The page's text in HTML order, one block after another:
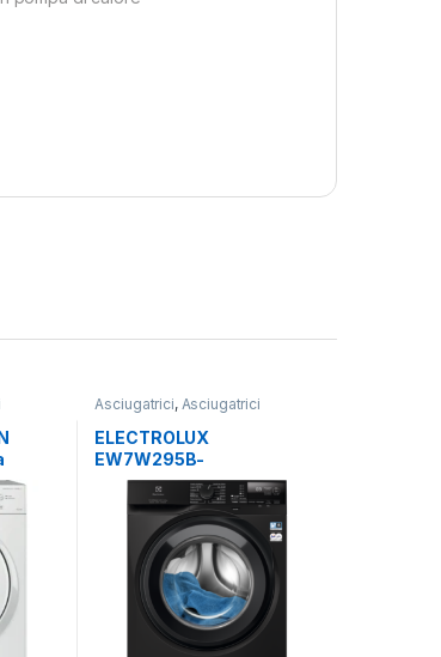
Asciugatrici, Asciugatrici
Standard
Carico Frontale
Electrolux,Lavasciuga
Libera Installazione
ELECTROLUX
EW7W295B-
LAVASCIUGA 9+5 KG